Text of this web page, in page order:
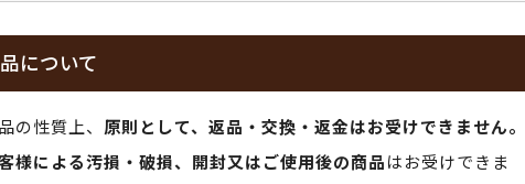
について
の性質上、 原則として、返品・交換・返金はお受けできません。
様による汚損・破損、開封又はご使用後の商品はお受けできま